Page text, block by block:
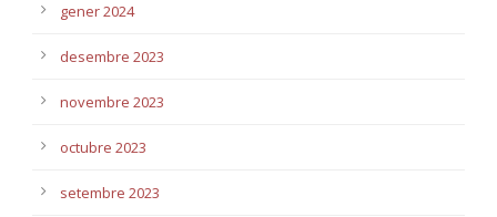
gener 2024
desembre 2023
novembre 2023
octubre 2023
setembre 2023